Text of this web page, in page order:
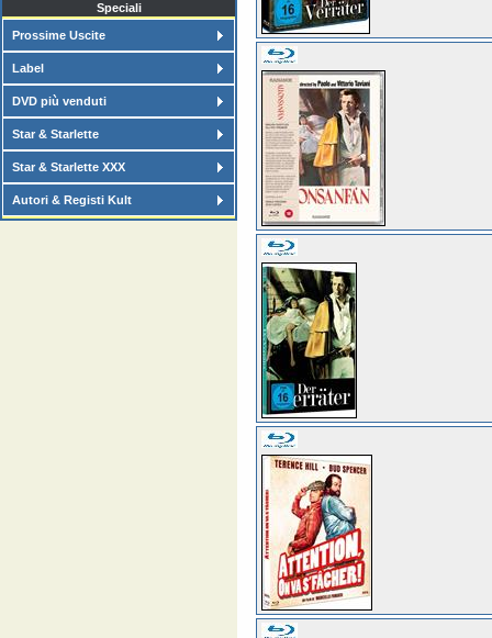
Speciali
Prossime Uscite
Label
DVD più venduti
Star & Starlette
Star & Starlette XXX
Autori & Registi Kult